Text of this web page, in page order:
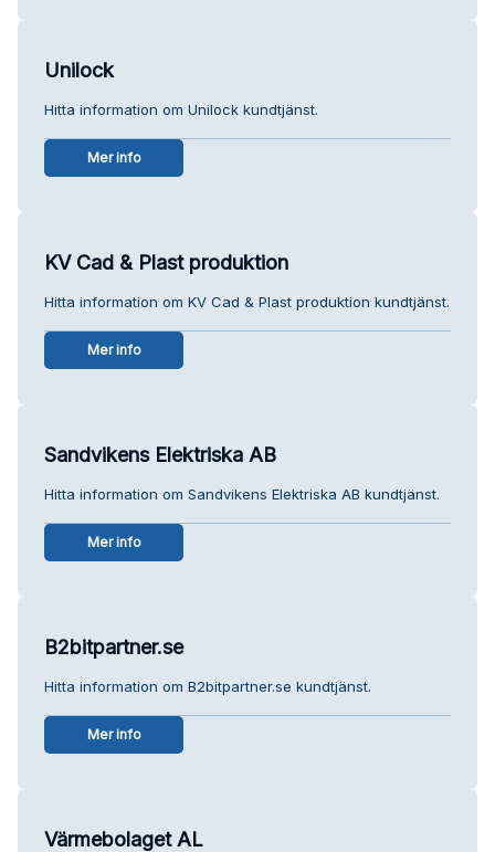
Unilock
Hitta information om Unilock kundtjänst.
Mer info
KV Cad & Plast produktion
Hitta information om KV Cad & Plast produktion kundtjänst.
Mer info
Sandvikens Elektriska AB
Hitta information om Sandvikens Elektriska AB kundtjänst.
Mer info
B2bitpartner.se
Hitta information om B2bitpartner.se kundtjänst.
Mer info
Värmebolaget AL